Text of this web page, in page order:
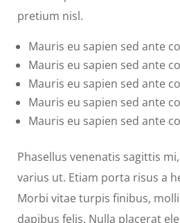
pretium nisl.
Mauris eu sapien sed ante
Mauris eu sapien sed ante
Mauris eu sapien sed ante
Mauris eu sapien sed ante
Mauris eu sapien sed ante
Phasellus venenatis sagittis
varius ut. Etiam porta risus a
Morbi vitae turpis finibus,
dapibus felis. Nulla placerat